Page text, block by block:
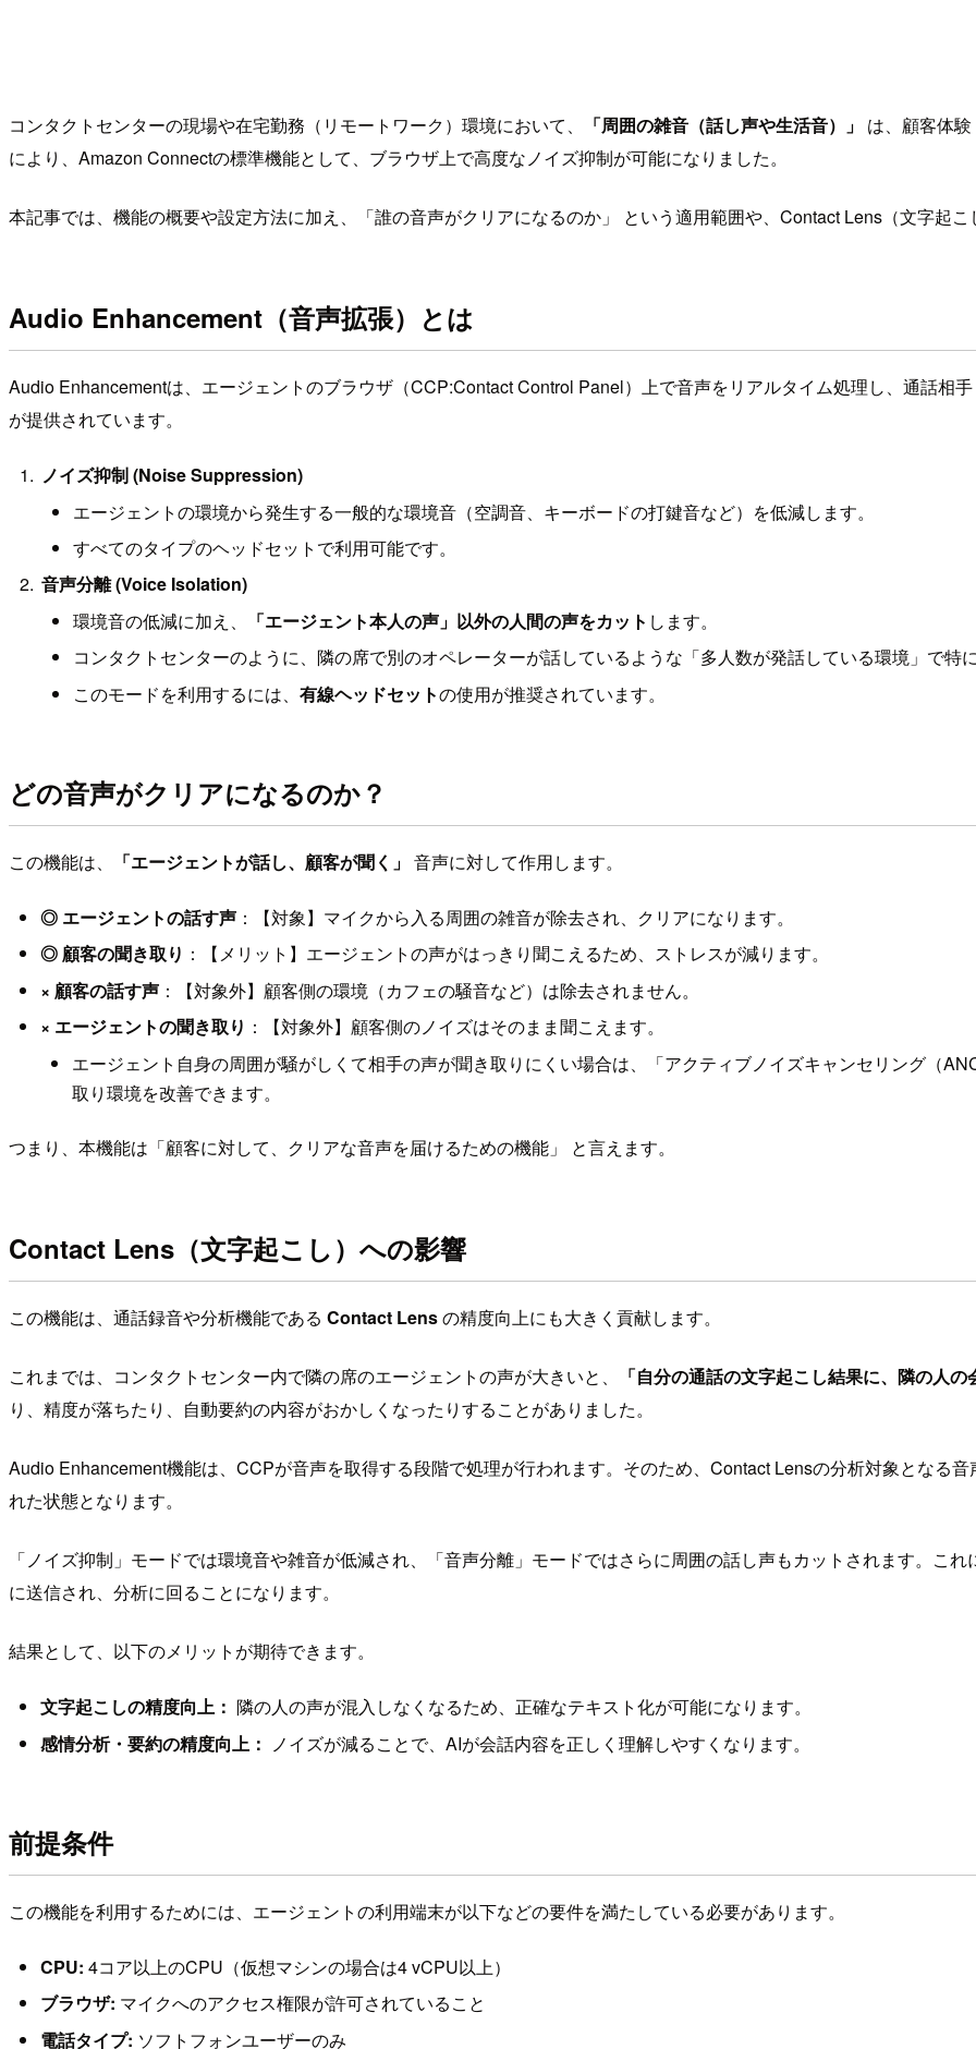
コンタクトセンターの現場や在宅勤務（リモートワーク）環境において、 「周囲の雑音（話し声や生活音）」 は、顧客体
により、Amazon Connectの標準機能として、ブラウザ上で高度なノイズ抑制が可能になりました。
本記事では、機能の概要や設定方法に加え、「誰の音声がクリアになるのか」 という適用範囲や、Contact Lens（文字起
Audio Enhancement（音声拡張）とは
Audio Enhancementは、エージェントのブラウザ（CCP:Contact Control Panel）上で音声をリアルタイム処理し、通話相
が提供されています。
ノイズ抑制 (Noise Suppression)
エージェントの環境から発生する一般的な環境音（空調音、キーボードの打鍵音など）を低減します。
すべてのタイプのヘッドセットで利用可能です。
音声分離 (Voice Isolation)
環境音の低減に加え、
「エージェント本人の声」以外の人間の声をカット します。
コンタクトセンターのように、隣の席で別のオペレーターが話しているような「多人数が発話している環境」で特
このモードを利用するには、有線ヘッドセットの使用が推奨されています。
どの音声がクリアになるのか？
この機能は、 「エージェントが話し、顧客が聞く」 音声に対して作用します。
◎ エージェントの話す声：【対象】マイクから入る周囲の雑音が除去され、クリアになります。
◎ 顧客の聞き取り ：【メリット】エージェントの声がはっきり聞こえるため、ストレスが減ります。
× 顧客の話す声：【対象外】顧客側の環境（カフェの騒音など）は除去されません。
× エージェントの聞き取り ：【対象外】顧客側のノイズはそのまま聞こえます。
エージェント自身の周囲が騒がしくて相手の声が聞き取りにくい場合は、「アクティブノイズキャンセリング（
取り環境を改善できます。
つまり、本機能は「顧客に対して、クリアな音声を届けるための機能」 と言えます。
Contact Lens（文字起こし）への影響
この機能は、通話録音や分析機能である Contact Lensの精度向上にも大きく貢献します。
これまでは、コンタクトセンター内で隣の席のエージェントの声が大きいと、
「自分の通話の文字起こし結果に、隣の人
り、精度が落ちたり、自動要約の内容がおかしくなったりすることがありました。
Audio Enhancement機能は、CCPが音声を取得する段階で処理が行われます。そのため、Contact Lensの分析対象となる
れた状態となります。
「ノイズ抑制」モードでは環境音や雑音が低減され、「音声分離」モードではさらに周囲の話し声もカットされます。こ
に送信され、分析に回ることになります。
結果として、以下のメリットが期待できます。
文字起こしの精度向上： 隣の人の声が混入しなくなるため、正確なテキスト化が可能になります。
感情分析・要約の精度向上： ノイズが減ることで、AIが会話内容を正しく理解しやすくなります。
前提条件
この機能を利用するためには、エージェントの利用端末が以下などの要件を満たしている必要があります。
CPU: 4コア以上のCPU（仮想マシンの場合は4 vCPU以上）
ブラウザ: マイクへのアクセス権限が許可されていること
電話タイプ: ソフトフォンユーザーのみ